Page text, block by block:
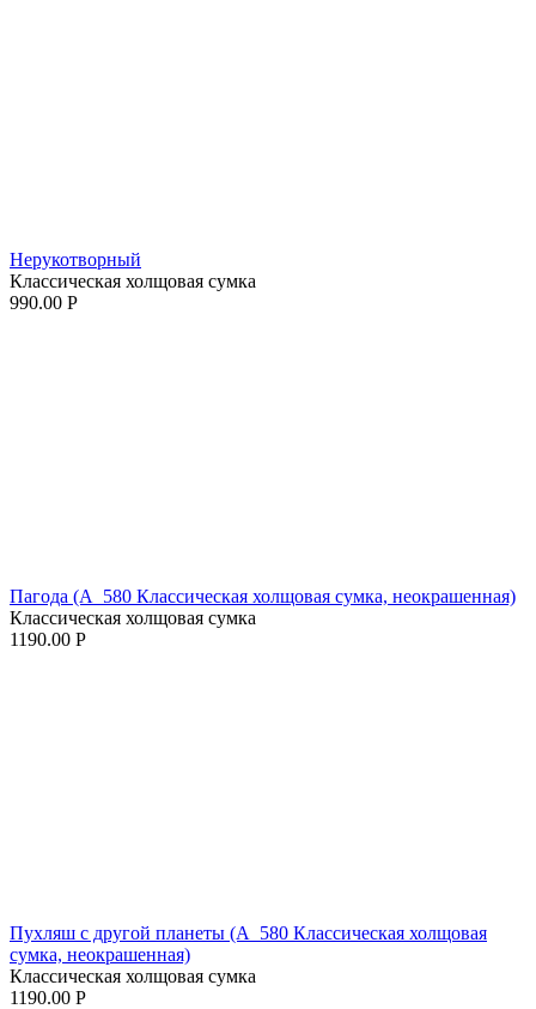
Нерукотворный
Классическая холщовая сумка
990.00 Р
Пагода (A_580 Классическая холщовая сумка, неокрашенная)
Классическая холщовая сумка
1190.00 Р
Пухляш с другой планеты (A_580 Классическая холщовая
сумка, неокрашенная)
Классическая холщовая сумка
1190.00 Р